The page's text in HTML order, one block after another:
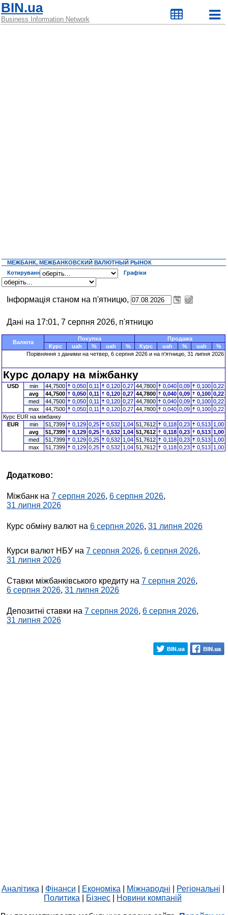
BIN.ua
Business Information Network
МЕЖБАНК, МЕЖБАНКОВСКИЙ ВАЛЮТНЫЙ РЫНОК
Котирування
Графіки
Інформація станом на п'ятницю,
Дані на 17:01, 7 серпня 2026, п'ятницю
Валюта
Покупка
Продажа
Курс
uah % uah % Курс uah % uah
%
Порівняння з даними на четвер, 6 серпня 2026 и на п'ятницю, 31 липня 2026
Курс долару на міжбанку
USD min 44,7500 0,050 0,11 0,120 0,27 44,7800 0,040 0,09 0,100 0,22
avg
44,7500 0,050 0,11 0,120 0,27 44,7800 0,040 0,09 0,100 0,22
med
44,7500 0,050 0,11 0,120 0,27 44,7800 0,040 0,09 0,100 0,22
max
44,7500 0,050 0,11 0,120 0,27 44,7800 0,040 0,09 0,100 0,22
Курс EUR на міжбанку
EUR
min 51,7399 0,129 0,25 0,532 1,04 51,7612 0,118 0,23 0,513 1,00
avg
51,7399 0,129 0,25 0,532 1,04 51,7612 0,118 0,23 0,513 1,00
med
51,7399 0,129 0,25 0,532 1,04 51,7612 0,118 0,23 0,513 1,00
max
51,7399 0,129 0,25 0,532 1,04 51,7612 0,118 0,23 0,513 1,00
Додатково:
Міжбанк на 7 серпня 2026, 6 серпня 2026,
31 липня 2026
Курс обміну валют на 6 серпня 2026, 31 липня 2026
Курси валют НБУ на 7 серпня 2026, 6 серпня 2026,
31 липня 2026
Ставки міжбанківського кредиту на 7 серпня 2026,
6 серпня 2026, 31 липня 2026
Депозитні ставки на 7 серпня 2026, 6 серпня 2026,
31 липня 2026
Аналітика Фінанси Економіка Міжнародні Регіональні
Политика
Бізнес Новини компаній